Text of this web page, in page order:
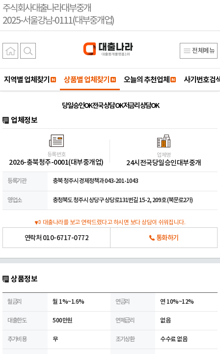
주식회사대출나라대부중개
2025-서울강남-0111(대부중개업)
전체메뉴
지역별 업체찾기 상품별 업체찾기 오늘의 추천업체 사기번호검
당일 승인OK 전국 상담 OK 저금리 상담OK
업체정보
등록번호
2026-충북청주-0001(대부중개업)
업체명
24시전국당일승인대부중개
등록기관 충북 청주시 경제정책과 043-201-1043
영업소 충청북도 청주시 상당구 상당로131번길 15-2, 209호 (북문로2가)
대출나라를 보고 연락드렸다고 하시면 보다 상담이 쉬워집니다.
연락처 010-6717-0772 통화하기
상품정보
월금리 월 1%~1.6% 연금리 연 10%~12%
대출한도 500만원 연체금리 없음
추가비용 무 조기상환 수수료 없음